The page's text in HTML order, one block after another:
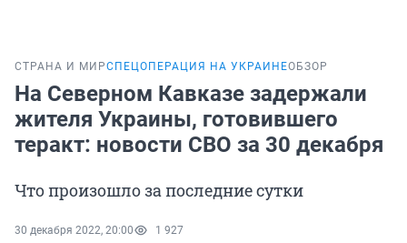
СТРАНА И МИРСПЕЦОПЕРАЦИЯ НА УКРАИНЕОБЗОР
На Северном Кавказе задержали
жителя Украины, готовившего
теракт: новости СВО за 30 декабря
Что произошло за последние сутки
30 декабря 2022, 20:00 1 927